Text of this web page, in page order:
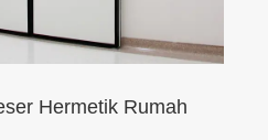
Sensor Pintu Otomatis